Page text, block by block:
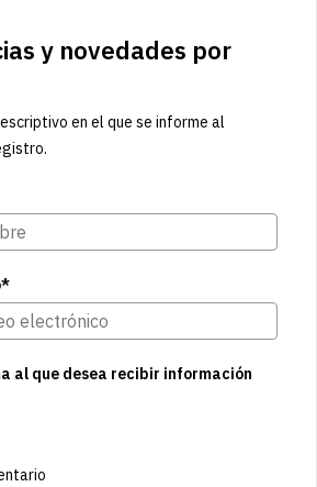
y novedades por
en el que se informe al
al que desea recibir información